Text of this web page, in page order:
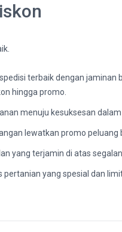
terbaik dengan jaminan
hingga promo.
menuju kesuksesan dalam
lewatkan promo peluang
yang terjamin di atas
yang spesial dan